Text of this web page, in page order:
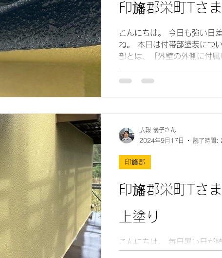
印旛郡栄町Tさ
こんにちは。 今日も強い日
ね。 本日は付帯部塗装につ
部とは、「外壁の外側に付属
す。 雨どい・雨戸・換気口・軒天・破風板・シャッター
ボックスなどです。 こちら
印旛郡栄町Tさ
上塗り
こんにちは。 毎日暑い日が続いていますので、水分補給
をしっかりしていきたいで
印旛郡
広報 優子さん
2024年9月17日
読了時間: